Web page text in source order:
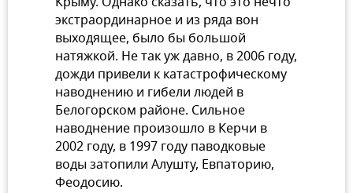
экстраординарное и из ряда вон
выходящее, было бы большой
натяжкой. Не так уж давно, в 2006 году,
дожди привели к катастрофическому
наводнению и гибели людей в
Белогорском районе. Сильное
наводнение произошло в Керчи в
2002 году, в 1997 году паводковые
воды затопили Алушту, Евпаторию,
Феодосию.